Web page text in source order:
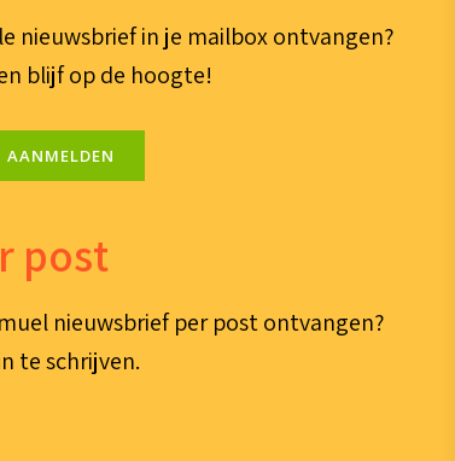
nieuwsbrief in je mailbox ontvangen?
blijf op de hoogte!
AANMELDEN
post
nieuwsbrief per post ontvangen?
te schrijven.